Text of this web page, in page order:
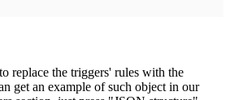
replace the triggers' rules with the
get an example of such object in our